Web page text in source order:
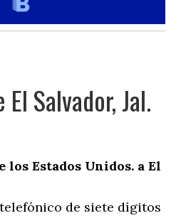
Salvador, Jal.
los Estados Unidos. a El
de siete dígitos